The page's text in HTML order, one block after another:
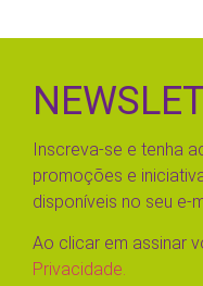
Inscreva-se e tenha
promoções e
disponíveis no seu e-
Ao clicar em assinar
Privacidade.